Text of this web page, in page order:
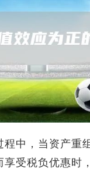
中，当资产重
受税负优惠时